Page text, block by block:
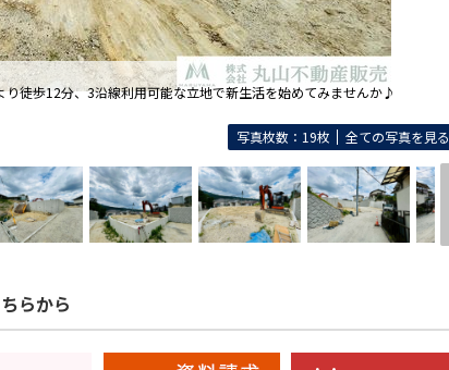
徒歩12分、3沿線利用可能な立地で新生活を始めてみませんか♪
写真枚数：19枚 全ての写真を見る
らから